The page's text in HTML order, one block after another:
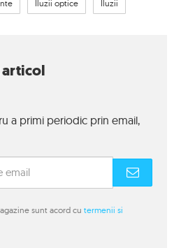
Iluzii optice Iluzii
articol
a primi periodic prin email,
sunt acord cu termenii si